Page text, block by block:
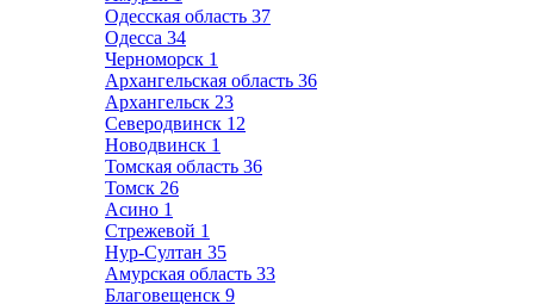
Одесская область 37
Одесса 34
Черноморск 1
Архангельская область 36
Архангельск 23
Северодвинск 12
Новодвинск 1
Томская область 36
Томск 26
Асино 1
Стрежевой 1
Нур-Султан 35
Амурская область 33
Благовещенск 9